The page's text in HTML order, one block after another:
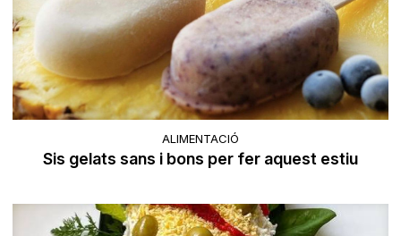
ALIMENTACIÓ
Sis gelats sans i bons per fer aquest estiu